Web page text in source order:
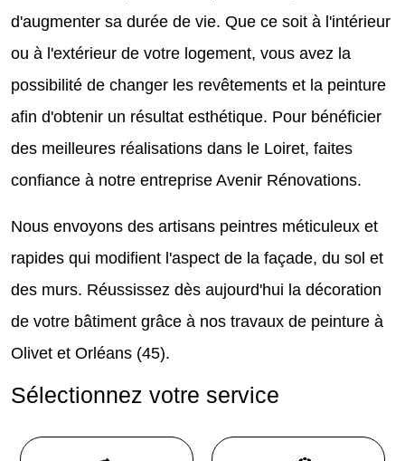
d'augmenter sa durée de vie. Que ce soit à l'intérieur
ou à l'extérieur de votre logement, vous avez la
possibilité de changer les revêtements et la peinture
afin d'obtenir un résultat esthétique. Pour bénéficier
des meilleures réalisations dans le Loiret, faites
confiance à notre entreprise Avenir Rénovations.
Nous envoyons des artisans peintres méticuleux et
rapides qui modifient l'aspect de la façade, du sol et
des murs. Réussissez dès aujourd'hui la décoration
de votre bâtiment grâce à nos travaux de peinture à
Olivet et Orléans (45).
Sélectionnez votre service